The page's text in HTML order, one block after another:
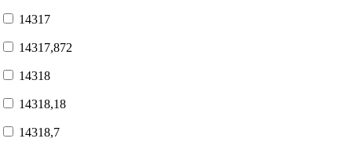
14317
14317,872
14318
14318,18
14318,7